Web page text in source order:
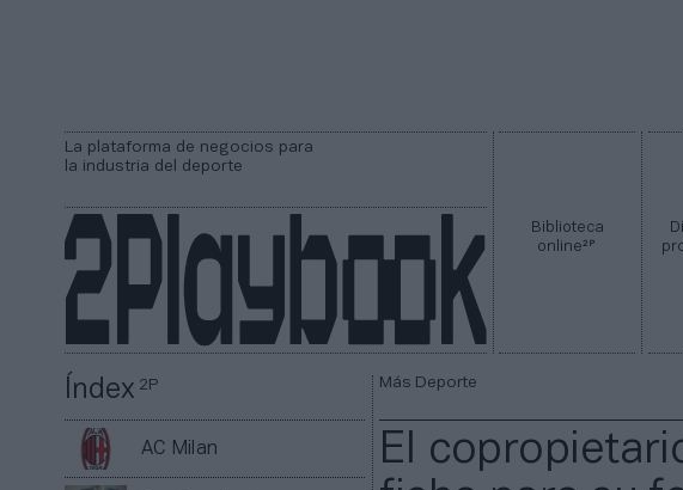
La plataforma de negocios para
la industria del deporte
Biblioteca
online2P
Índex2P
AC Milan
Más Deporte
El